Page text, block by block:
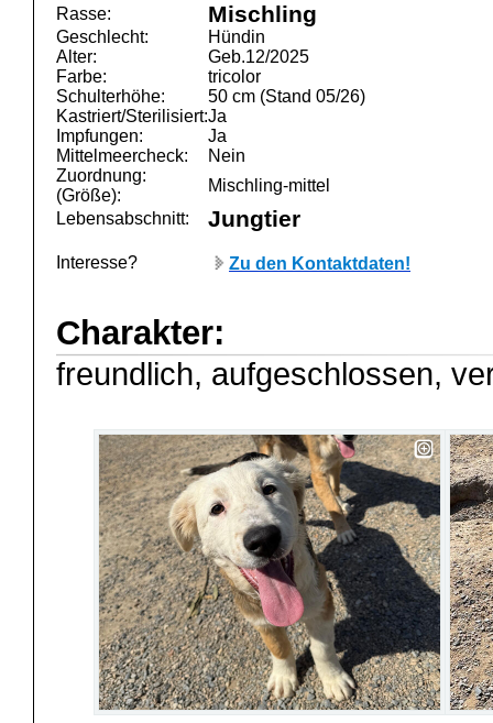
Rasse: Mischling
Geschlecht:
Hündin
Alter:
Geb.12/2025
Farbe:
tricolor
Schulterhöhe:
50 cm (Stand 05/26)
Kastriert/Sterilisiert:Ja
Impfungen:
Ja
Mittelmeercheck:
Nein
Zuordnung:
(Größe):
Mischling-mittel
Lebensabschnitt:
Jungtier
Interesse? Zu den Kontaktdaten!
Charakter:
freundlich, aufgeschlossen,